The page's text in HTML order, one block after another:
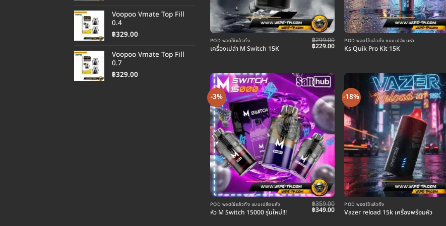
was:
is:
฿59.00.
Voopoo Vmate Top Fill
0.4
฿329.00
Voopoo Vmate Top Fill
0.7
฿329.00
POD พอตใช้แล้วทิ้ง
เครื่องเปล่า M Switch 15K
฿299.00
Original
price
฿229.00Current
price
POD พอตใช้แล้วทิ้ง แบบเปลี่ยนหัว
Ks Quik Pro Kit 15K
-3%
POD พอตใช้แล้วทิ้ง แบบเปลี่ยนหัว
หัว M Switch 15000 รุ่นใหม่!!!
฿359.00
Original
price
฿349.00Current
price
-18%
POD พอตใช้แล้วทิ้ง
Vazer reload 15k เครื่องพร้อมหัว